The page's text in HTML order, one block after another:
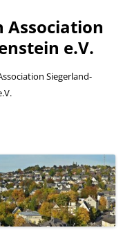
Association
e.V.
Siegerland-